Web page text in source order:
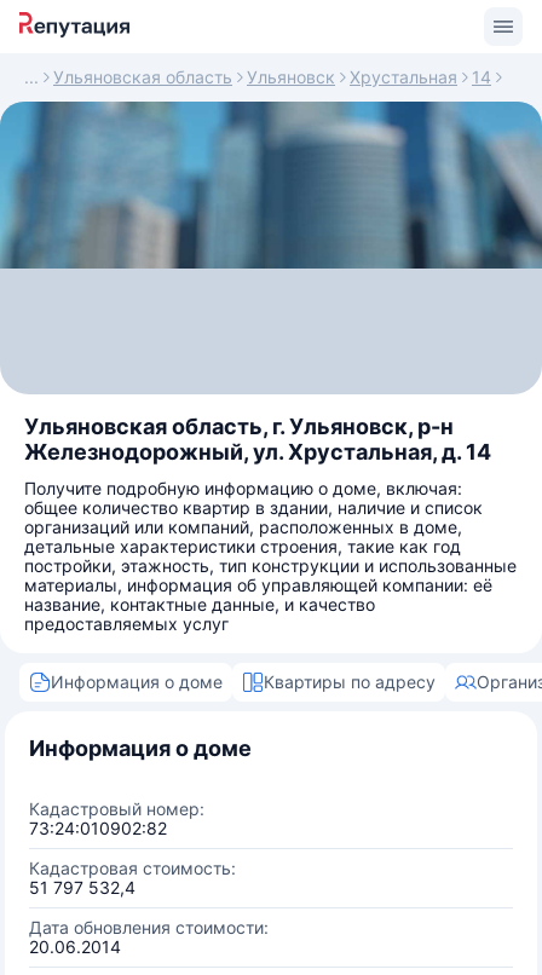
Ульяновская область Ульяновск Хрустальная 14
Ульяновская область, г. Ульяновск, р-н
Железнодорожный, ул. Хрустальная, д. 14
Получите подробную информацию о доме, включая:
общее количество квартир в здании, наличие и список
организаций или компаний, расположенных в доме,
детальные характеристики строения, такие как год
постройки, этажность, тип конструкции и использованные
материалы, информация об управляющей компании: её
название, контактные данные, и качество
предоставляемых услуг
Информация о доме Квартиры по адресу
Информация о доме
Кадастровый номер:
73:24:010902:82
Кадастровая стоимость:
51 797 532,4
Дата обновления стоимости:
20.06.2014